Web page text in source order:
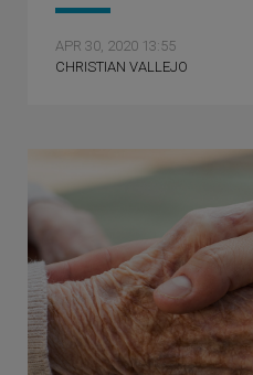
APR 30, 2020 13:55
CHRISTIAN VALLEJO